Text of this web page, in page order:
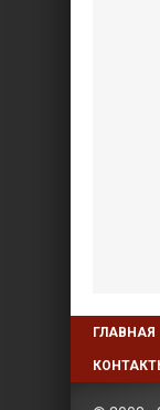
ГЛАВНАЯ